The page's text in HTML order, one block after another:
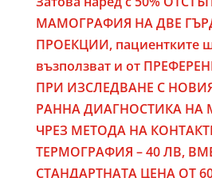
МАМОГРАФИЯ НА ДВЕ
ПРОЕКЦИИ, пациентките
възползват и от
ПРИ ИЗСЛЕДВАНЕ С
РАННА ДИАГНОСТИКА НА
ЧРЕЗ МЕТОДА НА
ТЕРМОГРАФИЯ – 40 ЛВ,
СТАНДАРТНАТА ЦЕНА ОТ